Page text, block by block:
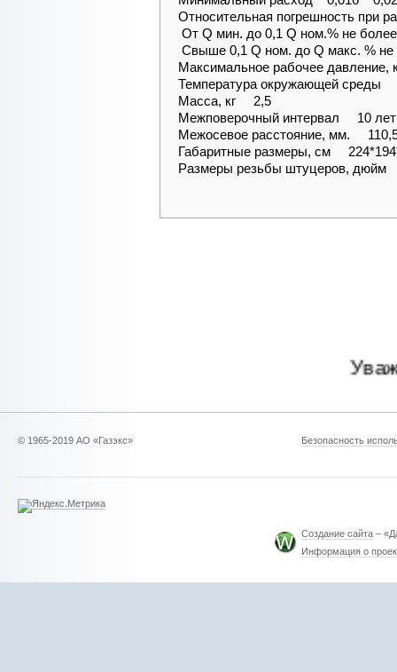
Относительная погрешность при
От Q мин. до 0,1 Q ном.% не
Свыше 0,1 Q ном. до Q макс. %
Максимальное рабочее
Температура окружающей среды
Масса, кг 2,5
Межповерочный интервал 10
Межосевое расстояние, мм.
Габаритные размеры, см
Размеры резьбы штуцеров,
© 1965-2019 АО «Газэкс» Безопасность
Создание сайта –
Информация о